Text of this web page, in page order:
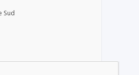
Sud